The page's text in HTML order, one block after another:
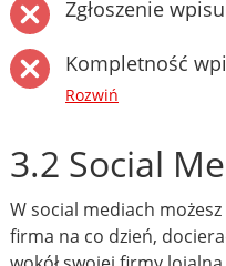
Zgłoszenie
Kompletność
Rozwiń
3.2 Social
W social mediach
firma na co dzień,